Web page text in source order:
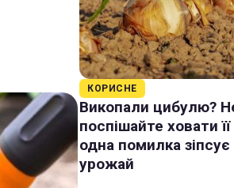
КОРИСНЕ
Викопали цибулю?
поспішайте ховати
одна помилка
урожай